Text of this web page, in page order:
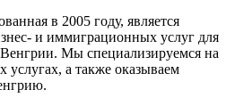
в 2005 году, является
и иммиграционных услуг для
Мы специализируемся на
а также оказываем